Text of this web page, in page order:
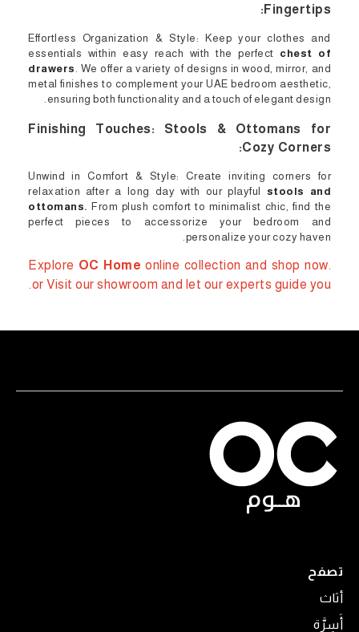
Fingertips:
Effortless Organization & Style: Keep your clothes and
essentials within easy reach with the perfect chest of
drawers. We offer a variety of designs in wood, mirror, and
metal finishes to complement your UAE bedroom aesthetic,
ensuring both functionality and a touch of elegant design.
Finishing Touches: Stools & Ottomans for
Cozy Corners:
Unwind in Comfort & Style: Create inviting corners for
relaxation after a long day with our playful stools and
ottomans. From plush comfort to minimalist chic, find the
perfect pieces to accessorize your bedroom and
personalize your cozy haven.
Explore OC Home online collection and shop now.
or Visit our showroom and let our experts guide you.
تصفح
أثاث
أَسِرَّة